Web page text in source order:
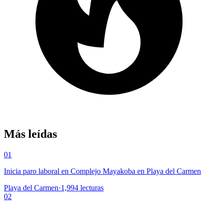
Más leídas
01
Inicia paro laboral en Complejo Mayakoba en Playa del Carmen
Playa del Carmen·1,994 lecturas
02